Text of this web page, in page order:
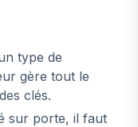
type de
gère tout le
clés.
sur porte, il faut